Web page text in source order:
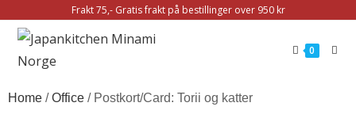
Frakt 75,- Gratis frakt på bestillinger over 950 kr
0
Home /Office / Postkort/Card: Torii og katter